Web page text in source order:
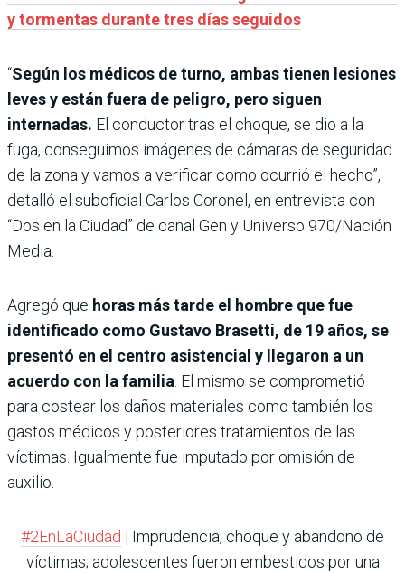
y tormentas durante tres días seguidos
“Según los médicos de turno, ambas tienen lesiones
leves y están fuera de peligro, pero siguen
internadas. El conductor tras el choque, se dio a la
fuga, conseguimos imágenes de cámaras de seguridad
de la zona y vamos a verificar como ocurrió el hecho”,
detalló el suboficial Carlos Coronel, en entrevista con
“Dos en la Ciudad” de canal Gen y Universo 970/Nación
Media.
Agregó que horas más tarde el hombre que fue
identificado como Gustavo Brasetti, de 19 años, se
presentó en el centro asistencial y llegaron a un
acuerdo con la familia. El mismo se comprometió
para costear los daños materiales como también los
gastos médicos y posteriores tratamientos de las
víctimas. Igualmente fue imputado por omisión de
auxilio.
#2EnLaCiudad | Imprudencia, choque y abandono de
víctimas; adolescentes fueron embestidos por una